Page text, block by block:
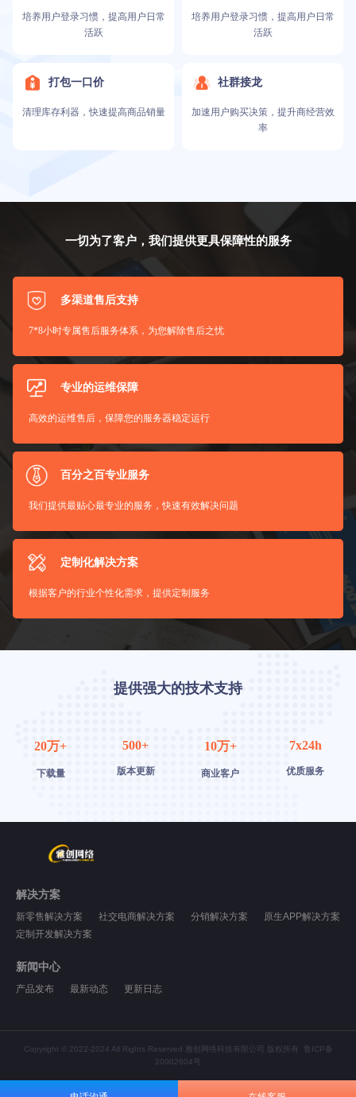
培养用户登录习惯，提高用户日常
活跃
培养用户登录习惯，提高用户日常
活跃
打包一口价
清理库存利器，快速提高商品销量
社群接龙
加速用户购买决策，提升商经营效
率
一切为了客户，我们提供更具保障性的服务
多渠道售后支持
7*8小时专属售后服务体系，为您解除售后之忧
专业的运维保障
高效的运维售后，保障您的服务器稳定运行
百分之百专业服务
我们提供最贴心最专业的服务，快速有效解决问题
定制化解决方案
根据客户的行业个性化需求，提供定制服务
提供强大的技术支持
20万+
下载量
500+
版本更新
10万+
商业客户
7x24h
优质服务
解决方案
新零售解决方案 社交电商解决方案 分销解决方案
原生APP解决方案
定制开发解决方案
新闻中心
产品发布 最新动态 更新日志
Copyright © 2022-2024 All Rights Reserved 雅创网络科技有限公司 版权所有
鲁ICP备
20002604号